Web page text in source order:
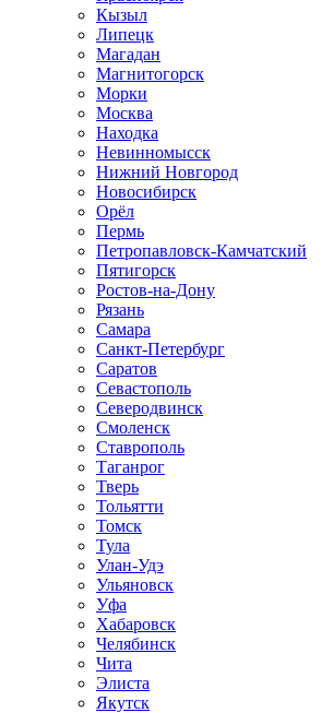
Кызыл
Липецк
Магадан
Магнитогорск
Морки
Москва
Находка
Невинномысск
Нижний Новгород
Новосибирск
Орёл
Пермь
Петропавловск-Камчатский
Пятигорск
Ростов-на-Дону
Рязань
Самара
Санкт-Петербург
Саратов
Севастополь
Северодвинск
Смоленск
Ставрополь
Таганрог
Тверь
Тольятти
Томск
Тула
Улан-Удэ
Ульяновск
Уфа
Хабаровск
Челябинск
Чита
Элиста
Якутск